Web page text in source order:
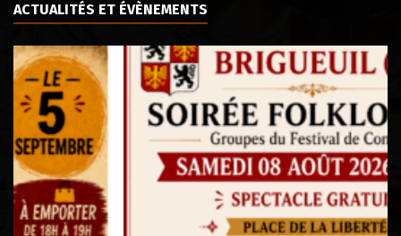
ACTUALITÉS ET ÉVÈNEMENTS